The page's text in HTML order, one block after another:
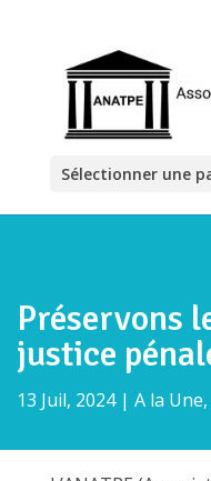
Sélectionner une
Préservons
justice
13 Juil, 2024| A la Une,